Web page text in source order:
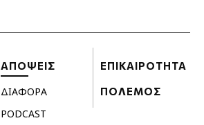
ΑΠΟΨΕΙΣ
ΔΙΑΦΟΡΑ
PODCAST
ΕΠΙΚΑΙΡΟΤΗΤΑ
ΠΟΛΕΜΟΣ